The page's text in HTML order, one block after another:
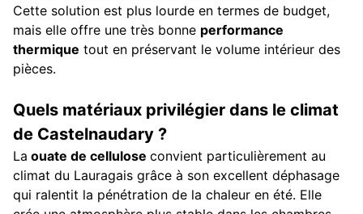
Cette solution est plus lourde en termes de budget,
mais elle offre une très bonne performance
thermique tout en préservant le volume intérieur des
pièces.
Quels matériaux privilégier dans le climat
de Castelnaudary ?
La ouate de cellulose convient particulièrement au
climat du Lauragais grâce à son excellent déphasage
qui ralentit la pénétration de la chaleur en été. Elle